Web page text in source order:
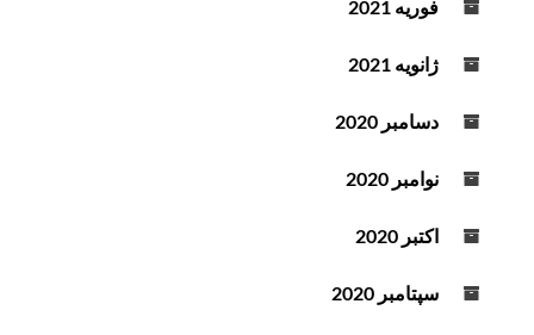
فوریه 2021
ژانویه 2021
دسامبر 2020
نوامبر 2020
اکتبر 2020
سپتامبر 2020